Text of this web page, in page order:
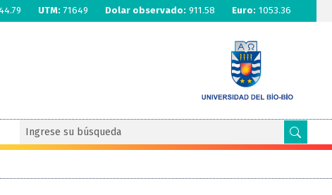
UTM: 71649 Dolar observado: 911.58 Euro: 1053.36